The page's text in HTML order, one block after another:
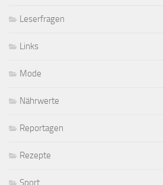
Leserfragen
Links
Mode
Nährwerte
Reportagen
Rezepte
Sport